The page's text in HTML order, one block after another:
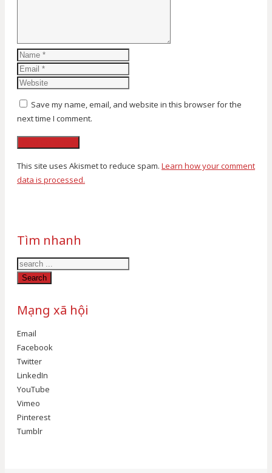
Save my name, email, and website in this browser for the
next time I comment.
This site uses Akismet to reduce spam. Learn how your comment
data is processed.
Tìm nhanh
Search
Mạng xã hội
Email
Facebook
Twitter
LinkedIn
YouTube
Vimeo
Pinterest
Tumblr